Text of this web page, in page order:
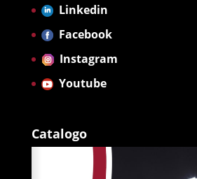
Linkedin
Facebook
Instagram
Youtube
Catalogo